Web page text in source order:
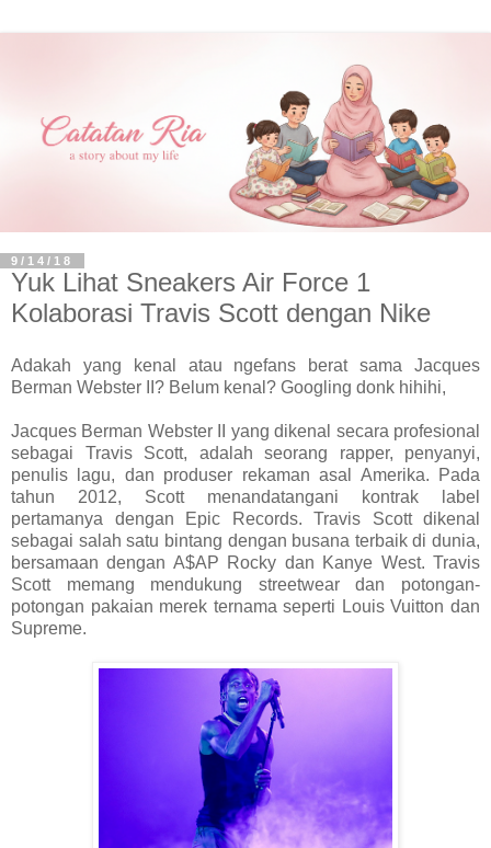
9/14/18
Yuk Lihat Sneakers Air Force 1
Kolaborasi Travis Scott dengan Nike
Adakah yang kenal atau ngefans berat sama Jacques
Berman Webster II? Belum kenal? Googling donk hihihi,
Jacques Berman Webster II yang dikenal secara profesional
sebagai Travis Scott, adalah seorang rapper, penyanyi,
penulis lagu, dan produser rekaman asal Amerika. Pada
tahun 2012, Scott menandatangani kontrak label
pertamanya dengan Epic Records. Travis Scott dikenal
sebagai salah satu bintang dengan busana terbaik di dunia,
bersamaan dengan A$AP Rocky dan Kanye West. Travis
Scott memang mendukung streetwear dan potongan-
potongan pakaian merek ternama seperti Louis Vuitton dan
Supreme.